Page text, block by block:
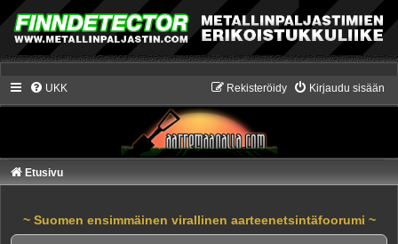
UKK Kirjaudu sisään
Rekisteröidy
Etusivu
~ Suomen ensimmäinen virallinen aarteenetsintäfoorumi ~